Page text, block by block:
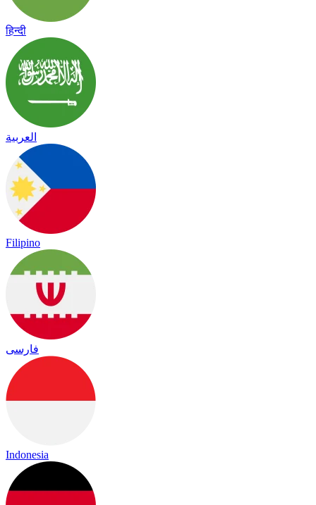
हिन्दी
العربية
Filipino
فارسی
Indonesia